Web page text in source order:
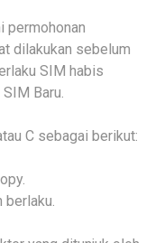
permohonan
dilakukan sebelum
SIM habis
Baru.
C sebagai berikut:
berlaku.